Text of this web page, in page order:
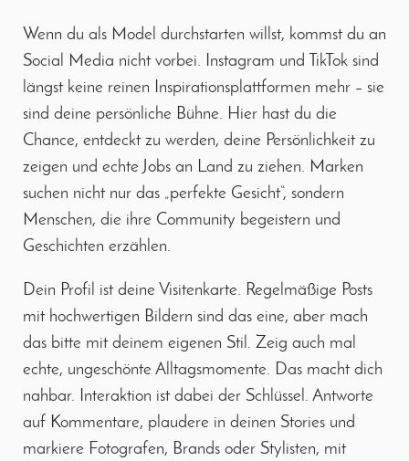
Wenn du als Model durchstarten willst, kommst du an
Social Media nicht vorbei. Instagram und TikTok sind
längst keine reinen Inspirationsplattformen mehr – sie
sind deine persönliche Bühne. Hier hast du die
Chance, entdeckt zu werden, deine Persönlichkeit zu
zeigen und echte Jobs an Land zu ziehen. Marken
suchen nicht nur das „perfekte Gesicht“, sondern
Menschen, die ihre Community begeistern und
Geschichten erzählen.
Dein Profil ist deine Visitenkarte. Regelmäßige Posts
mit hochwertigen Bildern sind das eine, aber mach
das bitte mit deinem eigenen Stil. Zeig auch mal
echte, ungeschönte Alltagsmomente. Das macht dich
nahbar. Interaktion ist dabei der Schlüssel. Antworte
auf Kommentare, plaudere in deinen Stories und
markiere Fotografen, Brands oder Stylisten, mit